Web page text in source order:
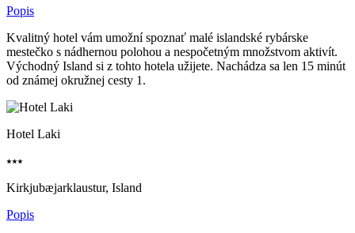
Popis
Kvalitný hotel vám umožní spoznať malé islandské rybárske
mestečko s nádhernou polohou a nespočetným množstvom aktivít.
Východný Island si z tohto hotela užijete. Nachádza sa len 15 minút
od známej okružnej cesty 1.
Hotel Laki
⭑⭑⭑
Kirkjubæjarklaustur, Island
Popis